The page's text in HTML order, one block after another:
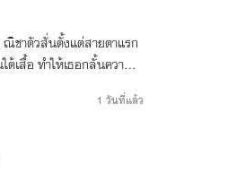
ณิชาตัวสั่นตั้งแต่สายตาแรก
เสื้อ ทำให้เธอกลั้นความอ
1 วันที่แล้ว